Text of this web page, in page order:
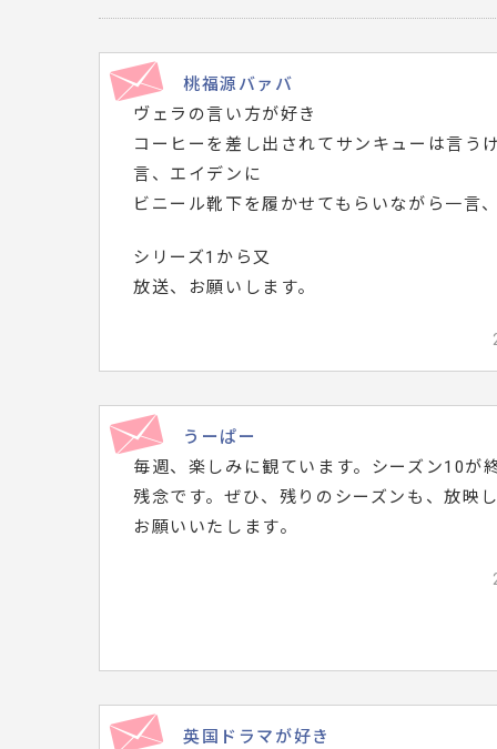
れ
た
で
す。
桃福源バァバ
ヴェラの言い方が好き
コーヒーを差し出されてサンキューは言う
言、エイデンに
ビニール靴下を履かせてもらいながら一言
シリーズ1から又
放送、お願いします。
うーぱー
毎週、楽しみに観ています。シーズン10が
残念です。ぜひ、残りのシーズンも、放映
お願いいたします。
英国ドラマが好き